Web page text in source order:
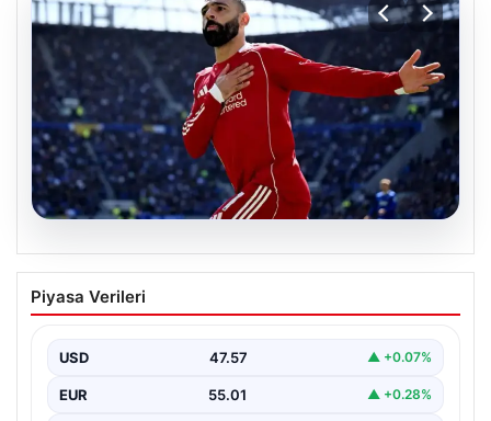
Trabzonspor, Mohamed Salah
Transferinde Son Noktayı Koydu: Resmi
Trabzonspor, uzun süredir yoğun olarak gündemde
…
Piyasa Verileri
USD 47.57 ▲ +0.07%
EUR 55.01 ▲ +0.28%